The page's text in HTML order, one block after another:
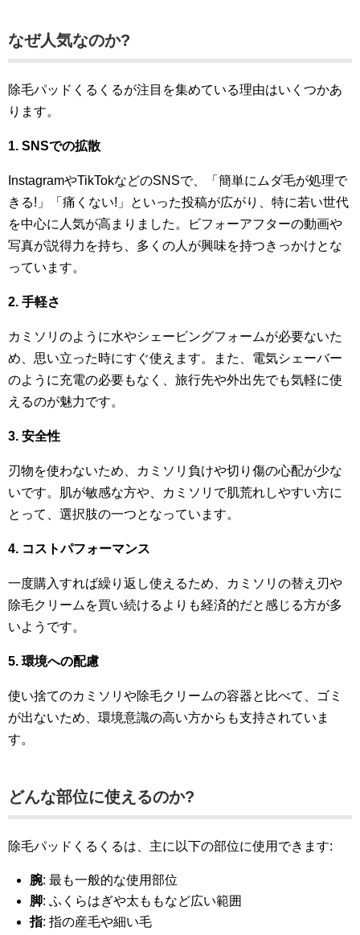
なぜ人気なのか?
除毛パッドくるくるが注目を集めている理由はいくつかあ
ります。
1. SNSでの拡散
InstagramやTikTokなどのSNSで、「簡単にムダ毛が処理で
きる!」「痛くない!」といった投稿が広がり、特に若い世代
を中心に人気が高まりました。ビフォーアフターの動画や
写真が説得力を持ち、多くの人が興味を持つきっかけとな
っています。
2. 手軽さ
カミソリのように水やシェービングフォームが必要ないた
め、思い立った時にすぐ使えます。また、電気シェーバー
のように充電の必要もなく、旅行先や外出先でも気軽に使
えるのが魅力です。
3. 安全性
刃物を使わないため、カミソリ負けや切り傷の心配が少な
いです。肌が敏感な方や、カミソリで肌荒れしやすい方に
とって、選択肢の一つとなっています。
4. コストパフォーマンス
一度購入すれば繰り返し使えるため、カミソリの替え刃や
除毛クリームを買い続けるよりも経済的だと感じる方が多
いようです。
5. 環境への配慮
使い捨てのカミソリや除毛クリームの容器と比べて、ゴミ
が出ないため、環境意識の高い方からも支持されていま
す。
どんな部位に使えるのか?
除毛パッドくるくるは、主に以下の部位に使用できます:
腕: 最も一般的な使用部位
脚: ふくらはぎや太ももなど広い範囲
指: 指の産毛や細い毛